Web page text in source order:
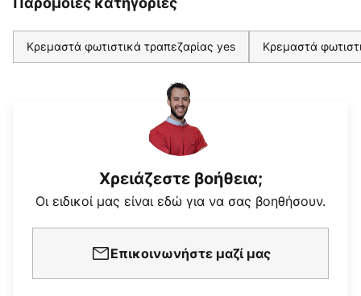
Κρεμαστά φωτιστικά τραπεζαρίας yes Κρεμαστά
Χρειάζεστε βοήθεια;
Οι ειδικοί μας είναι εδώ για να σας βοηθήσουν.
Επικοινωνήστε μαζί μας